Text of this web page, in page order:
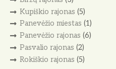
Kupiškio rajonas (5)
Panevėžio miestas (1)
Panevėžio rajonas (6)
Pasvalio rajonas (2)
Rokiškio rajonas (5)